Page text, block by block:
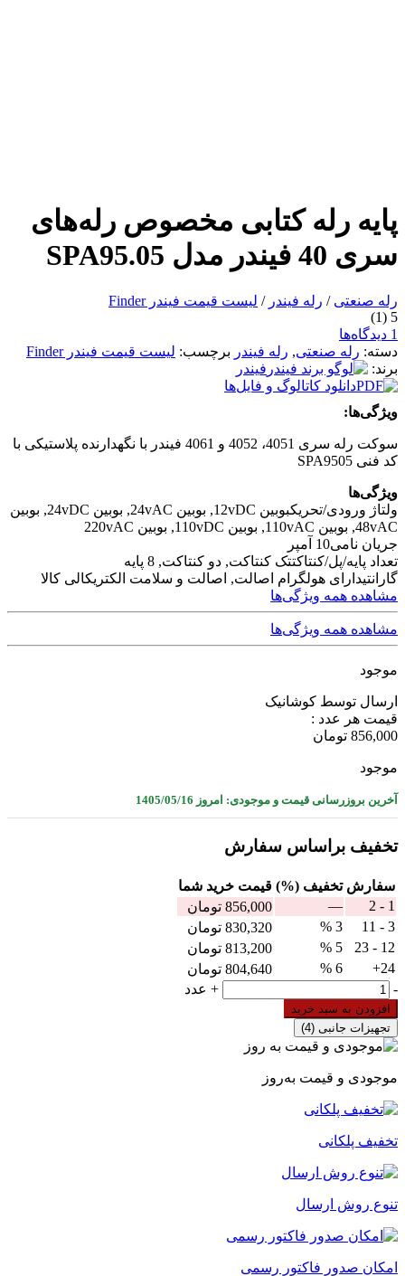
پایه رله کتابی مخصوص رله‌های
سری 40 فیندر مدل SPA95.05
رله صنعتی / رله فیندر / لیست قیمت فیندر Finder
5
(1)
1 دیدگاه‌ها
دسته: رله صنعتی, رله فیندر برچسب: لیست قیمت فیندر Finder
برند:
فیندر
دانلود کاتالوگ و فایل‌ها
ویژگی‌ها:
سوکت رله سری 4051، 4052 و 4061 فیندر با نگهدارنده پلاستیکی با
کد فنی SPA9505
ویژگی‌ها
ولتاژ ورودی/تحریک
بوبین 12vDC, بوبین 24vAC, بوبین 24vDC, بوبین
48vAC, بوبین 110vAC, بوبین 110vDC, بوبین 220vAC
جریان نامی10 آمپر
تعداد پایه/پل/کنتاکتتک کنتاکت, دو کنتاکت, 8 پایه
گارانتیدارای هولگرام اصالت, اصالت و سلامت الکتریکالی کالا
مشاهده همه ویژگی‌ها
مشاهده همه ویژگی‌ها
موجود
ارسال توسط کوشانیک
قیمت هر عدد :
856,000 تومان
موجود
آخرین بروزرسانی قیمت و موجودی: امروز 1405/05/16
تخفیف براساس سفارش
سفارش تخفیف (%) قيمت خرید شما
1 - 2
—
856,000 تومان
3 - 11
3 %
830,320 تومان
12 - 23
5 %
813,200 تومان
24+
6 %
804,640 تومان
پایه
رله
کتابی
مخصوص
رله‌های
سری
40
فیندر
SPA95.05
-
+ عدد
افزودن به سبد خرید
تجهیزات جانبی (4)
موجودی و قیمت به‌روز
تخفیف پلکانی
تنوع روش ارسال
امکان صدور فاکتور رسمی